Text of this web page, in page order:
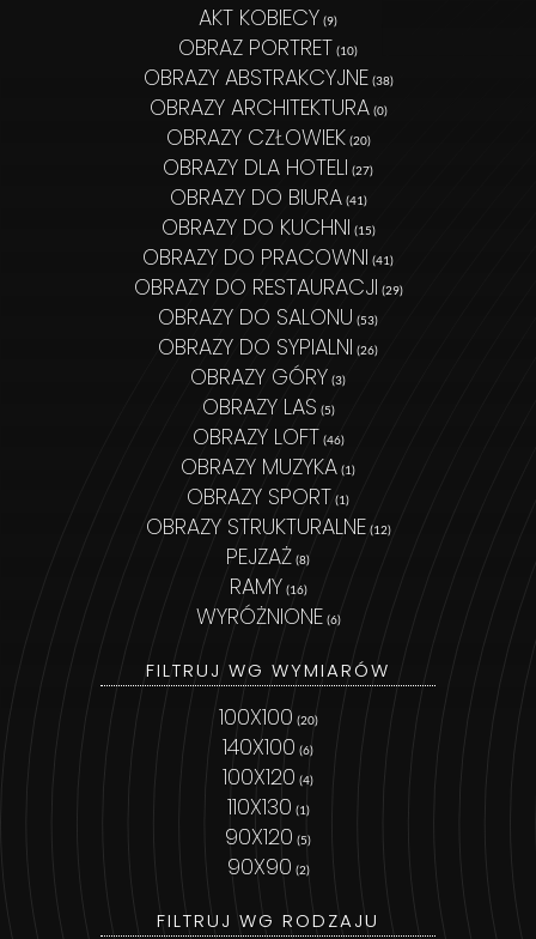
AKT KOBIECY (9)
OBRAZ PORTRET (10)
OBRAZY ABSTRAKCYJNE (38)
OBRAZY ARCHITEKTURA (0)
OBRAZY CZŁOWIEK (20)
OBRAZY DLA HOTELI (27)
OBRAZY DO BIURA (41)
OBRAZY DO KUCHNI (15)
OBRAZY DO PRACOWNI (41)
OBRAZY DO RESTAURACJI (29)
OBRAZY DO SALONU (53)
OBRAZY DO SYPIALNI (26)
OBRAZY GÓRY (3)
OBRAZY LAS (5)
OBRAZY LOFT (46)
OBRAZY MUZYKA (1)
OBRAZY SPORT (1)
OBRAZY STRUKTURALNE (12)
PEJZAŻ (8)
RAMY (16)
WYRÓŻNIONE (6)
FILTRUJ WG WYMIARÓW
100X100 (20)
140X100 (6)
100X120 (4)
110X130 (1)
90X120 (5)
90X90 (2)
FILTRUJ WG RODZAJU